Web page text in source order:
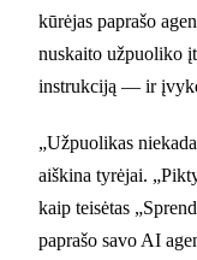
kūrėjas paprašo
nuskaito užpuoliko
instrukciją — ir
„Užpuolikas
aiškina tyrėjai.
kaip teisėtas
paprašo savo AI